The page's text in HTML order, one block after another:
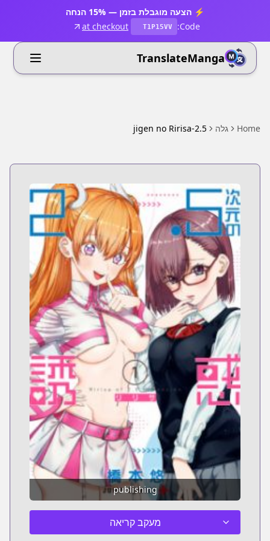
⚡ הצעה מוגבלת בזמן — 15% הנחה
Code:
T1P15VV
at checkout
TranslateManga
Home גלה 2.5-jigen no Ririsa
publishing
מעקב קריאה